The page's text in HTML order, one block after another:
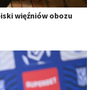
więźniów obozu